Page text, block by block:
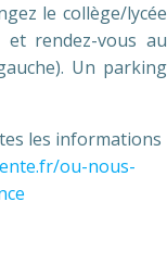
le collège/lycée
rendez-vous au
Un parking
les informations
ou-nous-